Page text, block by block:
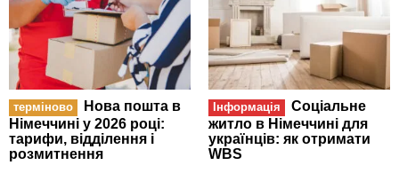
терміново
Нова пошта в
Німеччині у 2026 році:
тарифи, відділення і
розмитнення
Інформація
Соціальне
житло в Німеччині для
українців: як отримати
WBS